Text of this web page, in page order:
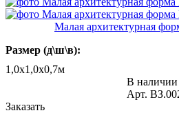
Малая архитектурная
Размер (д\ш\в):
1,0х1,0х0,7м
В наличии
Арт.
Заказать